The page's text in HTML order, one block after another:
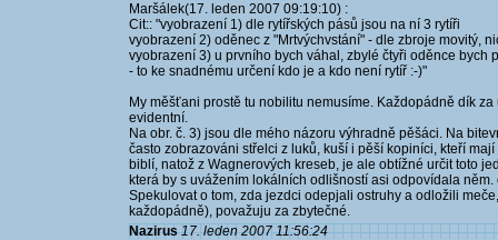
Maršálek(17. leden 2007 09:19:10) :
Cit:: "vyobrazení 1) dle rytířských pásů jsou na ní 3 rytíři
vyobrazení 2) oděnec z "Mrtvýchvstání" - dle zbroje movitý,
vyobrazení 3) u prvního bych váhal, zbylé čtyři oděnce bych
- to ke snadnému určení kdo je a kdo není rytíř :-)"
My měšťani prostě tu nobilitu nemusíme. Každopádně dík
evidentní.
Na obr. č. 3) jsou dle mého názoru výhradně pěšáci. Na
často zobrazováni střelci z luků, kuší i pěší kopiníci, kteří
biblí, natož z Wagnerových kreseb, je ale obtížné určit toto
která by s uvážením lokálních odlišností asi odpovídala
Spekulovat o tom, zda jezdci odepjali ostruhy a odložili
každopádně), považuju za zbytečné.
Nazirus 17. leden 2007 11:56:24